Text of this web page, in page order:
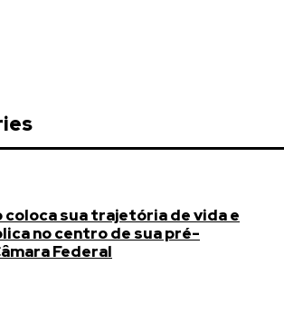
sua trajetória de vida e
no centro de sua pré-
Federal